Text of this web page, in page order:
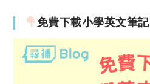
免費下載小學英文筆記